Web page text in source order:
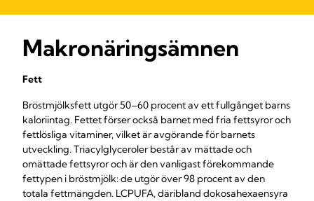
Makronäringsämnen
Fett
Bröstmjölksfett utgör 50–60 procent av ett fullgånget barns
kaloriintag. Fettet förser också barnet med fria fettsyror och
fettlösliga vitaminer, vilket är avgörande för barnets
utveckling. Triacylglyceroler består av mättade och
omättade fettsyror och är den vanligast förekommande
fettypen i bröstmjölk: de utgör över 98 procent av den
totala fettmängden. LCPUFA, däribland dokosahexaensyra